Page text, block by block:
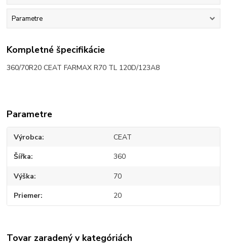
Parametre
Kompletné špecifikácie
360/70R20 CEAT FARMAX R70 TL 120D/123A8
Parametre
Výrobca CEAT
Šířka 360
Výška 70
Priemer 20
Tovar zaradený v kategóriách